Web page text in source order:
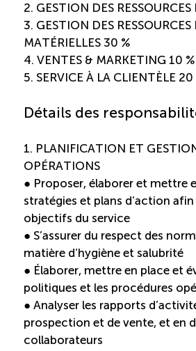
Ressources
Compétences et
Cuisinier : alternance travail-étude
Apprentissage en milieu de travail
Reconnaissance des
Bilan et reconnaissance des acquis
2. GESTION DES
3. GESTION DES
MATÉRIELLES 30 %
4. VENTES & MARKETING 10 %
5. SERVICE À LA CLIENTÈLE 20
Détails des
1. PLANIFICATION ET
OPÉRATIONS
● Proposer, élaborer et mettre
stratégies et plans d’action afin
objectifs du service
● S’assurer du respect des
matière d’hygiène et salubrité
● Élaborer, mettre en place et
politiques et les procédures
● Analyser les rapports
prospection et de vente, et en
collaborateurs